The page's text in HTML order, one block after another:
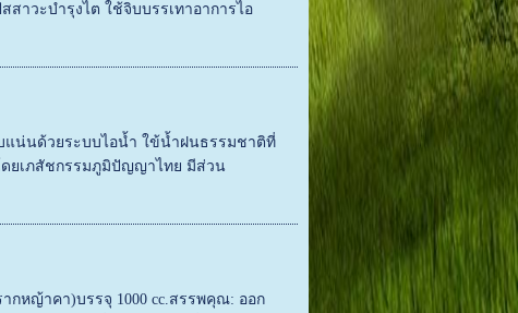
สาวะบำรุงไต ใช้จิบบรรเทาอาการไอ
น่นด้วยระบบไอน้ำ ใข้น้ำฝนธรรมชาติที่
ยเภสัชกรรมภูมิปัญญาไทย มีส่วน
กหญ้าคา)บรรจุ 1000 cc.สรรพคุณ: ออก